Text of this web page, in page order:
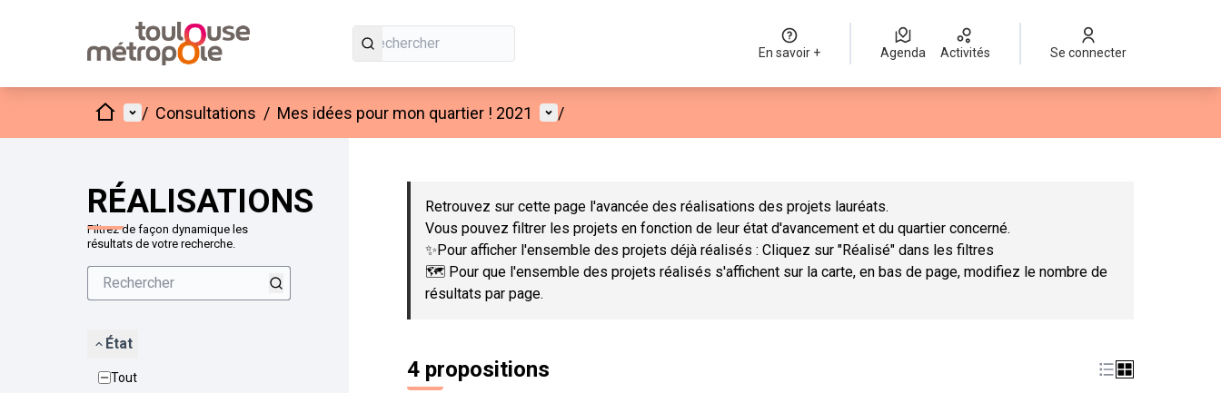
En savoir + Agenda Activités Se connecter
AccueilMenu principal
/ Consultations / Mes idées pour mon quartier ! 2021 Menu utilisateur
/
RÉALISATIONS
Filtrez de façon dynamique les
résultats de votre recherche.
État
Tout
Passer la carte
Retrouvez sur cette page l'avancée des réalisations des projets lauréats.
Vous pouvez filtrer les projets en fonction de leur état d'avancement et du quartier concerné.
✨Pour afficher l'ensemble des projets déjà réalisés : Cliquez sur "Réalisé" dans les filtres
🗺️ Pour que l'ensemble des projets réalisés s'affichent sur la carte, en bas de page, modifiez le nombre de
résultats par page.
4 propositions